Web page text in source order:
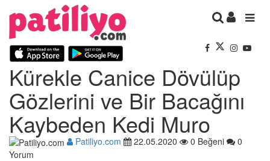
Kürekle Canice Dövülüp
Gözlerini ve Bir Bacağını
Kaybeden Kedi Muro
Patiliyo.com 22.05.2020 0 Beğeni
0
Yorum